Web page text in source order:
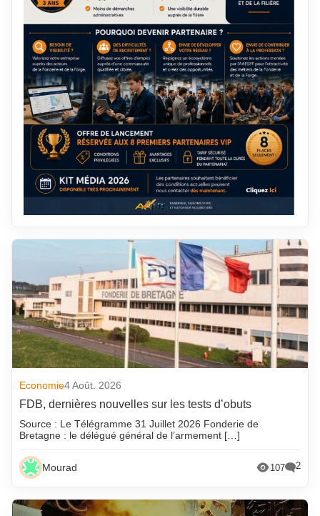
Economie4 Août. 2026
FDB, dernières nouvelles sur les tests d’obuts
Source : Le Télégramme 31 Juillet 2026 Fonderie de
Bretagne : le délégué général de l’armement […]
Mourad 107 2